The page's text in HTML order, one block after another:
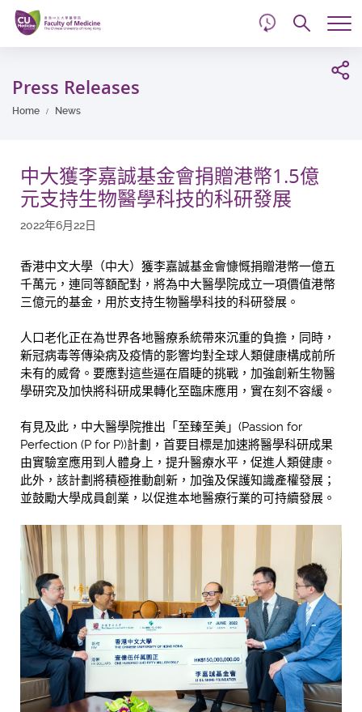
Skip
main
content
Press Releases
Home News
中大獲李嘉誠基金會捐贈港幣1.5億
元支持生物醫學科技的科研發展
2022年6月22日
香港中文大學（中大）獲李嘉誠基金會慷慨捐贈港幣一億五
千萬元，連同等額配對，將為中大醫學院成立一項價值港幣
三億元的基金，用於支持生物醫學科技的科研發展。
人口老化正在為世界各地醫療系統帶來沉重的負擔，同時，
新冠病毒等傳染病及疫情的影響均對全球人類健康構成前所
未有的威脅。要應對這些逼在眉睫的挑戰，加強創新生物醫
學研究及加快將科研成果轉化至臨床應用，實在刻不容緩。
有見及此，中大醫學院推出「至臻至美」(Passion for
Perfection (P for P))計劃，首要目標是加速將醫學科研成果
由實驗室應用到人體身上，提升醫療水平，促進人類健康。
此外，該計劃將積極推動創新，加強及保護知識產權發展；
並鼓勵大學成員創業，以促進本地醫療行業的可持續發展。